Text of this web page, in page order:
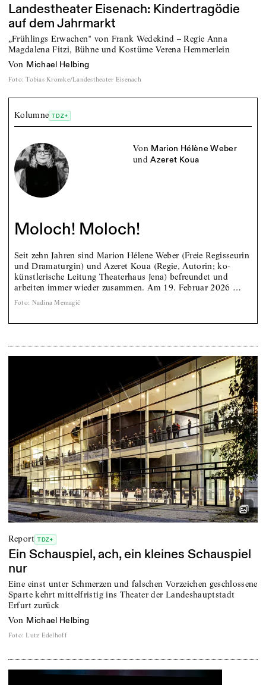
Landestheater Eisenach: Kindertragödie
auf dem Jahrmarkt
„Frühlings Erwachen" von Frank Wedekind – Regie Anna
Magdalena Fitzi, Bühne und Kostüme Verena Hemmerlein
von Michael Helbing
Foto: Tobias Kromke/Landestheater Eisenach
Kolumne TDZ+
von Marion Hélène Weber
und Azeret Koua
Moloch! Moloch!
Seit zehn Jahren sind Marion Hélene Weber (Freie Regisseurin
und Dramaturgin) und Azeret Koua (Regie, Autorin; ko-
künstlerische Leitung Theaterhaus Jena) befreundet und
arbeiten immer wieder zusammen. Am 19. Februar 2026 …
Foto: Nadina Memagić
Report TDZ+
Ein Schauspiel, ach, ein kleines Schauspiel
nur
Eine einst unter Schmerzen und falschen Vorzeichen geschlossene
Sparte kehrt mittelfristig ins Theater der Landeshauptstadt
Erfurt zurück
von Michael Helbing
Foto: Lutz Edelhoff